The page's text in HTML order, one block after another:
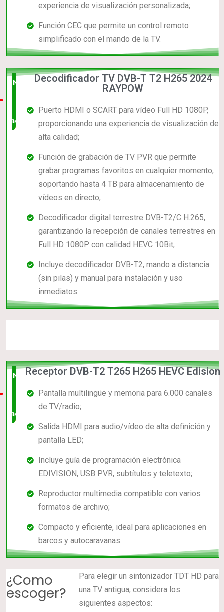
experiencia de visualización personalizada;
Función CEC que permite un control remoto
simplificado con el mando de la TV.
Nuevo
mercado
Decodificador TV DVB-T T2 H265 2024
RAYPOW
Puerto HDMI o SCART para vídeo Full HD 1080P,
proporcionando una experiencia de visualización de
alta calidad;
Función de grabación de TV PVR que permite
grabar programas favoritos en cualquier momento,
soportando hasta 4 TB para almacenamiento de
vídeos en directo;
Decodificador digital terrestre DVB-T2/C H.265,
garantizando la recepción de canales terrestres en
Full HD 1080P con calidad HEVC 10Bit;
Incluye decodificador DVB-T2, mando a distancia
(sin pilas) y manual para instalación y uso
inmediatos.
Nuevo
en el
mercado
Receptor DVB-T2 T265 H265 HEVC Edision
Pantalla multilingüe y memoria para 6.000 canales
de TV/radio;
Salida HDMI para audio/vídeo de alta definición y
pantalla LED;
Incluye guía de programación electrónica
EDIVISION, USB PVR, subtítulos y teletexto;
Reproductor multimedia compatible con varios
formatos de archivo;
Compacto y eficiente, ideal para aplicaciones en
barcos y autocaravanas.
¿Como
escoger?
Para elegir un sintonizador TDT HD para
una TV antigua, considera los
siguientes aspectos: